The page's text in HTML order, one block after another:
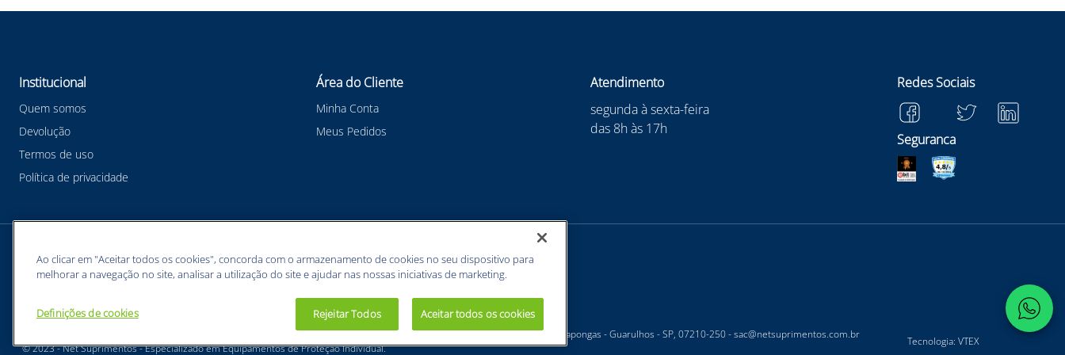
Institucional
Quem somos
Devolução
Termos de uso
Política de privacidade
Área do Cliente
Minha Conta
Meus Pedidos
Atendimento
segunda à sexta-feira
das 8h às 17h
Redes Sociais
Seguranca
Meios de pagamentos
BUNZL EQUIPAMENTOS PARA PROTEÇÃO INDIVIDUAL. - CNPJ: 43.854.777/0001-26 - Estrada Velha Guarulhos, 5135 - Jardim Arapongas - Guarulhos - SP, 07210-250 -sac@netsuprimentos.com.br
© 2023 - Net Suprimentos - Especializado em Equipamentos de Proteção Individual.
Tecnologia: VTEX
Ao clicar em "Aceitar todos os cookies", concorda com o armazenamento de cookies no seu dispositivo para
melhorar a navegação no site, analisar a utilização do site e ajudar nas nossas iniciativas de marketing.
Definições de cookies Rejeitar Todos Aceitar todos os cookies